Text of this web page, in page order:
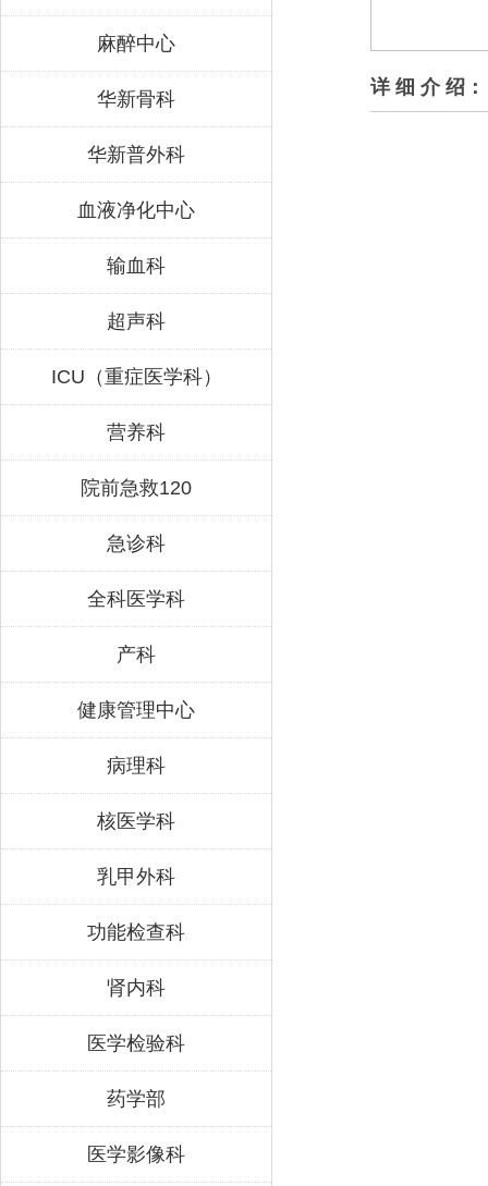
麻醉中心
华新骨科
华新普外科
血液净化中心
输血科
超声科
ICU（重症医学科）
营养科
院前急救120
急诊科
全科医学科
产科
健康管理中心
病理科
核医学科
乳甲外科
功能检查科
肾内科
医学检验科
药学部
医学影像科
详 细 介 绍：